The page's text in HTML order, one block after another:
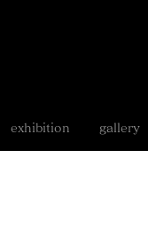
exhibition gallery